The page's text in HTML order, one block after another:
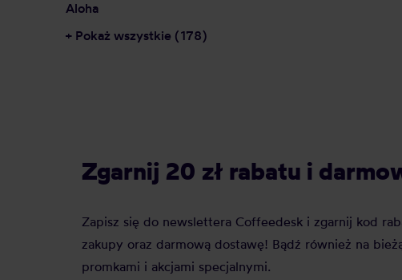
Aloha
+ Pokaż wszystkie (178)
Zgarnij 20 zł rabatu i
Zapisz się do newslettera Coffeedesk i zgarnij kod
zakupy oraz darmową dostawę! Bądź również na
promkami i akcjami specjalnymi.